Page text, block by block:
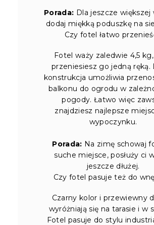
Porada: Dla jeszcze większej
dodaj miękką poduszkę na
Czy fotel łatwo
Fotel waży zaledwie 4,5
przeniesiesz go jedną ręką.
konstrukcja umożliwia
balkonu do ogrodu w
pogody. Łatwo więc
znajdziesz najlepsze
wypoczynku.
Porada: Na zimę schowaj
suche miejsce, posłuży ci
jeszcze dłużej.
Czy fotel pasuje też do
Czarny kolor i przewiewny
wyróżniają się na tarasie i w
Fotel pasuje do stylu